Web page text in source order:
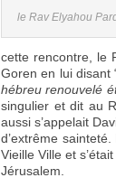
le Rav Elyahou
cette rencontre, le
Goren en lui disant
hébreu renouvelé
singulier et dit au
aussi s’appelait
d’extrême sainteté.
Vieille Ville et
Jérusalem.